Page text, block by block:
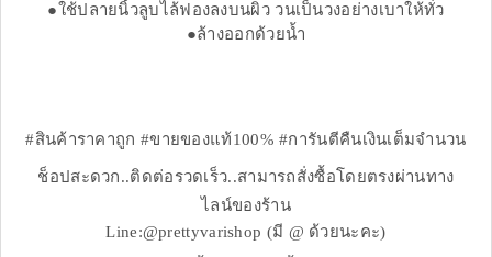
●ใช้ปลายนิ้วลูบไล้ฟองลงบนผิว วนเป็นวงอย่างเบาให้ทั่ว
●ล้างออกด้วยน้ำ
#สินค้าราคาถูก #ขายของแท้100% #การันตีคืนเงินเต็มจำนวน
ช็อปสะดวก..ติดต่อรวดเร็ว..สามารถสั่งซื้อโดยตรงผ่านทาง
ไลน์ของร้าน
Line:@prettyvarishop (มี @ ด้วยนะคะ)